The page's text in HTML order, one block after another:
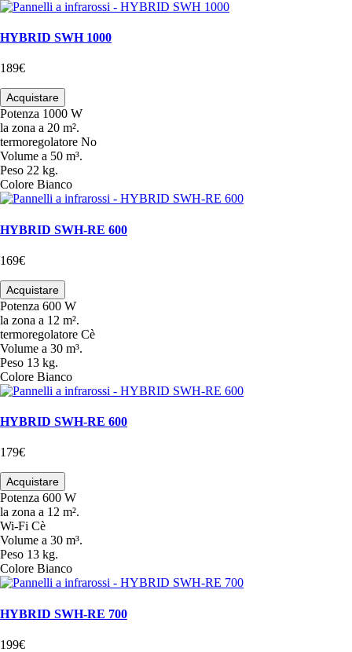
HYBRID SWH 1000
189€
Acquistare
Potenza 1000 W
la zona a 20 m².
termoregolatore No
Volume a 50 m³.
Peso 22 kg.
Colore Bianco
HYBRID SWH-RE 600
169€
Acquistare
Potenza 600 W
la zona a 12 m².
termoregolatore Cè
Volume a 30 m³.
Peso 13 kg.
Colore Bianco
HYBRID SWH-RE 600
179€
Acquistare
Potenza 600 W
la zona a 12 m².
Wi-Fi Cè
Volume a 30 m³.
Peso 13 kg.
Colore Bianco
HYBRID SWH-RE 700
199€